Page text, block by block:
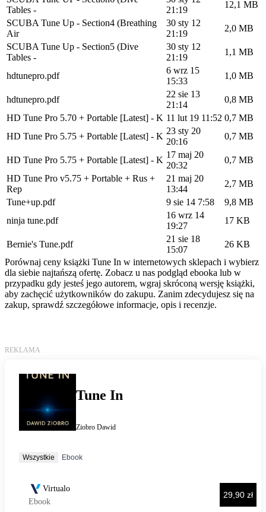
Tables -
21:19
12,1 MB
SCUBA Tune Up - Section4 (Breathing
Air
30 sty 12
21:19
2,0 MB
SCUBA Tune Up - Section5 (Dive
Tables -
30 sty 12
21:19
1,1 MB
hdtunepro.pdf
6 wrz 15
15:33
1,0 MB
hdtunepro.pdf
22 sie 13
21:14
0,8 MB
HD Tune Pro 5.70 + Portable [Latest] - K 11 lut 19 11:52 0,7 MB
HD Tune Pro 5.75 + Portable [Latest] - K
23 sty 20
20:16
0,7 MB
HD Tune Pro 5.75 + Portable [Latest] - K
17 maj 20
20:32
0,7 MB
HD Tune Pro v5.75 + Portable + Rus +
Rep
21 maj 20
13:44
2,7 MB
Tune+up.pdf
9 sie 14 7:58
9,8 MB
ninja tune.pdf
16 wrz 14
19:27
17 KB
Bernie's Tune.pdf
21 sie 18
15:07
26 KB
Porównaj ceny książki Tune In w internetowych sklepach i wybierz
dla siebie najtańszą ofertę. Zobacz u nas podgląd ebooka lub w
przypadku gdy jesteś jego autorem, wgraj skróconą wersję książki,
aby zachęcić użytkowników do zakupu. Zanim zdecydujesz się na
zakup, sprawdź szczegółowe informacje, opis i recenzje.